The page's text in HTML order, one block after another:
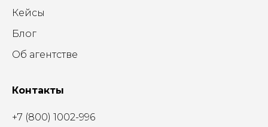
Кейсы
Блог
Об агентстве
Контакты
+7 (800) 1002-996